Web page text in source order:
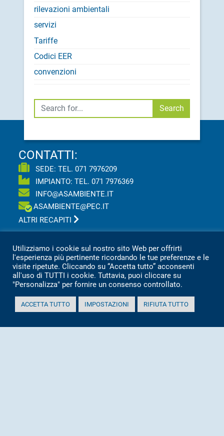
rilevazioni ambientali
servizi
Tariffe
Codici EER
convenzioni
Cerca Search
CONTATTI:
SEDE: TEL.071 7976209
IMPIANTO: TEL.071 7976369
INFO@ASAMBIENTE.IT
ASAMBIENTE@PEC.IT
ALTRI RECAPITI
Asa s.r.l Azienda Servizi Ambientali
Via San Vincenzo, 18 60013 CORINALDO (AN)
Tel. 0039 071 7976209
P.IVA 02151080427
Informativa sulla privacy per clienti e fornitori
Utilizziamo i cookie sul nostro sito Web per offrirti
l'esperienza più pertinente ricordando le tue preferenze e le
visite ripetute. Cliccando su “Accetta tutto” acconsenti
all'uso di TUTTI i cookie. Tuttavia, puoi cliccare su
"Personalizza" per fornire un consenso controllato.
ACCETTA TUTTO IMPOSTAZIONI RIFIUTA TUTTO